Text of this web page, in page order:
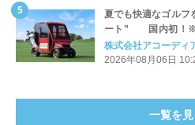
夏でも快適なゴルフ
ート” 国内初！※
Cart（エアコンカ
ルフ
株式会社アコーディ
2026年08月06日
一覧を見